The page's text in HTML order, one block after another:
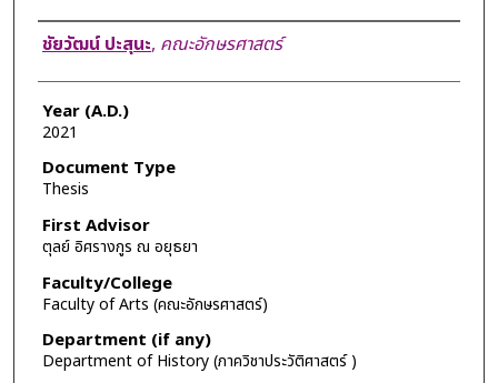
Author
ชัยวัฒน์ ปะสุนะ, คณะอักษรศาสตร์
Year (A.D.)
2021
Document Type
Thesis
First Advisor
ตุลย์ อิศรางกูร ณ อยุธยา
Faculty/College
Faculty of Arts (คณะอักษรศาสตร์)
Department (if any)
Department of History (ภาควิชาประวัติศาสตร์ )